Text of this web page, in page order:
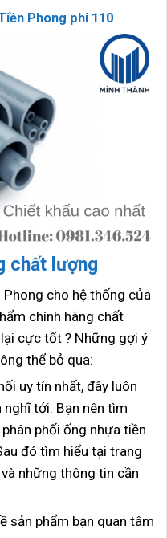
Phong phi 110
chất lượng
cho hệ thống của
chính hãng chất
cực tốt ? Những gợi ý
thể bỏ qua:
uy tín nhất, đây luôn
nghĩ tới. Bạn nên tìm
phối ống nhựa tiền
đó tìm hiểu tại trang
những thông tin cần
sản phẩm bạn quan tâm